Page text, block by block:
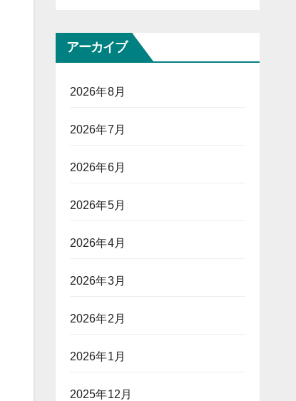
アーカイブ
2026年8月
2026年7月
2026年6月
2026年5月
2026年4月
2026年3月
2026年2月
2026年1月
2025年12月